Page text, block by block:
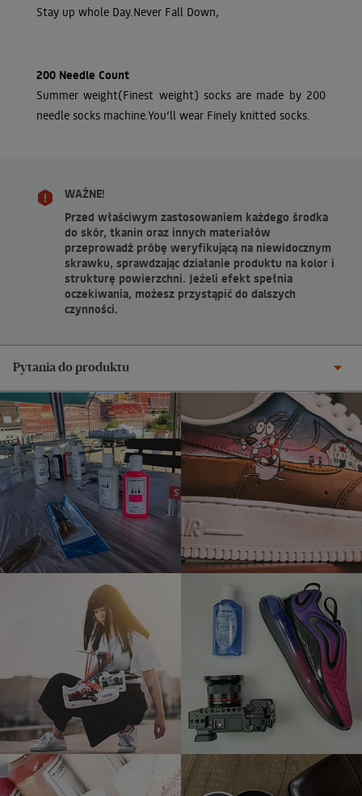
Stay up whole Day.Never Fall Down,
200 Needle Count
Summer weight(Finest weight) socks are made by 200
needle socks machine.You’ll wear Finely knitted socks.
WAŻNE!
Przed właściwym zastosowaniem każdego środka
do skór, tkanin oraz innych materiałów
przeprowadź próbę weryfikującą na niewidocznym
skrawku, sprawdzając działanie produktu na kolor i
strukturę powierzchni. Jeżeli efekt spełnia
oczekiwania, możesz przystąpić do dalszych
czynności.
Pytania do produktu